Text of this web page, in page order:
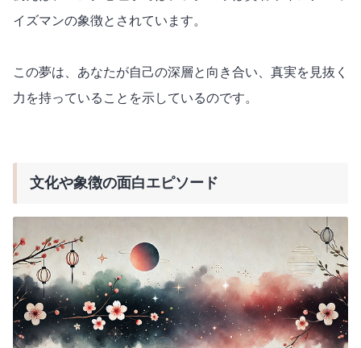
イズマンの象徴とされています。
この夢は、あなたが自己の深層と向き合い、真実を見抜く
力を持っていることを示しているのです。
文化や象徴の面白エピソード